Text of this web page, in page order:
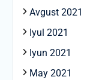
Avgust 2021
Iyul 2021
Iyun 2021
May 2021